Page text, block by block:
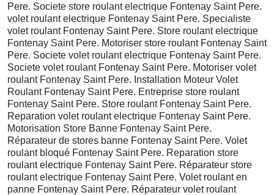
Pere. Societe store roulant electrique Fontenay Saint Pere.
volet roulant electrique Fontenay Saint Pere. Specialiste
volet roulant Fontenay Saint Pere. Store roulant electrique
Fontenay Saint Pere. Motoriser store roulant Fontenay Saint
Pere. Societe volet roulant electrique Fontenay Saint Pere.
Societe volet roulant Fontenay Saint Pere. Motoriser volet
roulant Fontenay Saint Pere. Installation Moteur Volet
Roulant Fontenay Saint Pere. Entreprise store roulant
Fontenay Saint Pere. Store roulant Fontenay Saint Pere.
Reparation volet roulant electrique Fontenay Saint Pere.
Motorisation Store Banne Fontenay Saint Pere.
Réparateur de stores banne Fontenay Saint Pere. Volet
roulant bloqué Fontenay Saint Pere. Reparation store
roulant electrique Fontenay Saint Pere. Réparateur store
roulant electrique Fontenay Saint Pere. Volet roulant en
panne Fontenay Saint Pere. Réparateur volet roulant